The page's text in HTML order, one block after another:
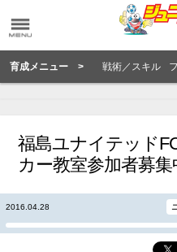
育成メニュー > 戦術／スキル
福島ユナイテッド
カー教室参加者募集
2016.04.28